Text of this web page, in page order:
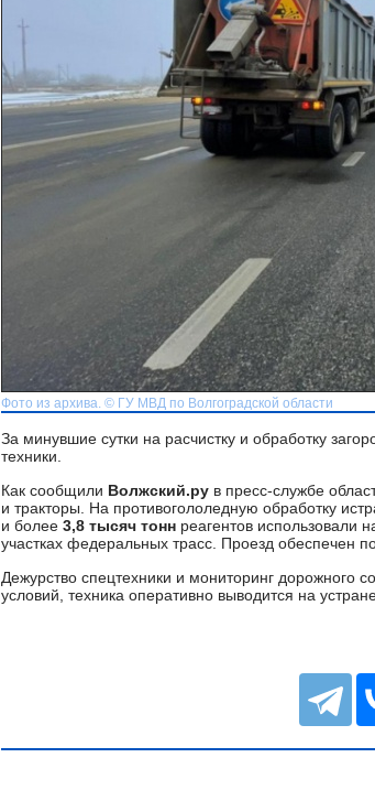
Фото из архива. © ГУ МВД по Волгоградской области
За минувшие сутки на расчистку и обработку
техники.
Как сообщили Волжский.ру в пресс-службе
и тракторы. На противогололедную обработку
и более 3,8 тысяч тонн реагентов использовали
участках федеральных трасс. Проезд обеспечен
Дежурство спецтехники и мониторинг дорожного
условий, техника оперативно выводится на